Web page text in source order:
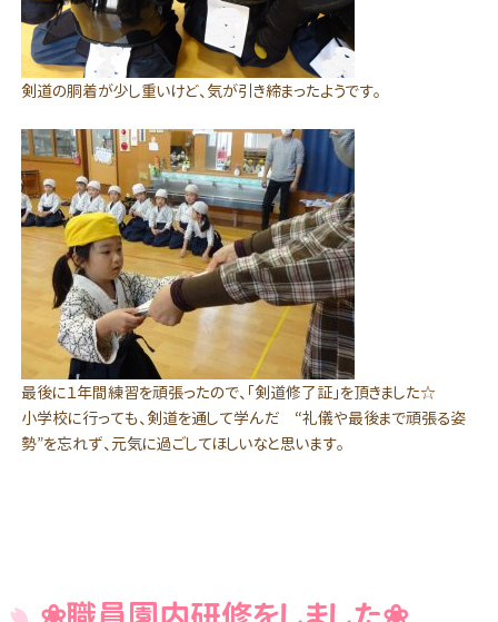
剣道の胴着が少し重いけど、気が引き締まったようです。
最後に１年間練習を頑張ったので、「剣道修了証」を頂きました☆
小学校に行っても、剣道を通して学んだ “礼儀や最後まで頑張る姿
勢”を忘れず、元気に過ごしてほしいなと思います。